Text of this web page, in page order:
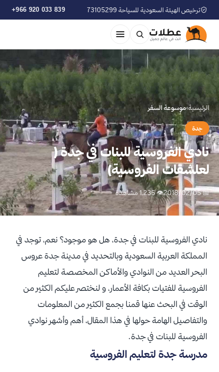
ترخيص الهيئة السعودية للسياحة 73105299 +966 920 033 839
الرئيسية›موسوعة السفر
جدة
نادي الفروسية للبنات في جدة (
لعلشقات الفروسية)
📅 2018/02/05 👁 1,235 مشاهدة
نادي الفروسية للبنات في جدة، هل هو موجود؟ نعم، توجد في
المملكة العربية السعودية وبالتحديد في مدينة جدة عروس
البحر العديد من النوادي والأماكن المخصصة لتعليم
الفروسية للفتيات بكافة الأعمار، و لنختصر عليكم الكثير من
الوقت في البحث عنها قمنا بجمع الكثير من المعلومات
والتفاصيل الهامة حولها في هذا المقال، أهم وأشهر نوادي
الفروسية للبنات في جدة.
مدرسة جدة لتعليم الفروسية